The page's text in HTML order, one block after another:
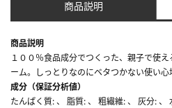
商品説明
商品説明
１００％食品成分でつくった、親子で使
ーム。しっとりなのにベタつかない使い心
成分（保証分析値）
たんぱく質: 、 脂質: 、 粗繊維: 、 灰分: 、